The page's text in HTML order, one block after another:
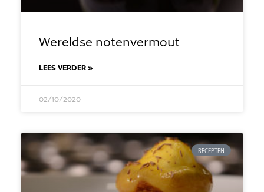
Wereldse notenvermout
LEES VERDER »
02/10/2020
RECEPTEN